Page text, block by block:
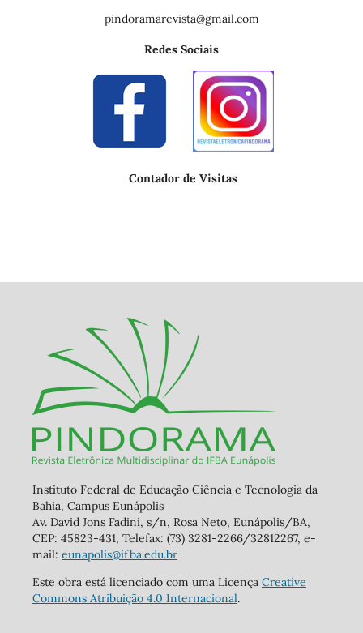
pindoramarevista@gmail.com
Redes Sociais
Contador de Visitas
Instituto Federal de Educação Ciência e Tecnologia da
Bahia, Campus Eunápolis
Av. David Jons Fadini, s/n, Rosa Neto, Eunápolis/BA,
CEP: 45823-431, Telefax: (73) 3281-2266/32812267, e-
mail: eunapolis@ifba.edu.br
Este obra está licenciado com uma Licença Creative
Commons Atribuição 4.0 Internacional.